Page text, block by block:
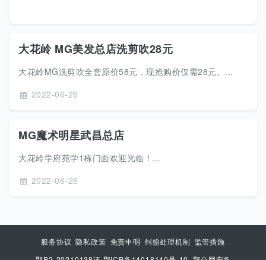
大花岭 MG美发总店洗剪吹28元
大花岭MG洗剪吹全套原价58元，现抢购价仅需28元。...
2022-06-26
MG魔术明星武昌总店
大花岭学府苑学1栋门面欢迎光临！...
2022-06-26
服务协议 隐私政策 免责申明 纠纷处理机制 监管措施